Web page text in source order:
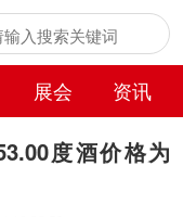
展会
资讯
度酒价格为